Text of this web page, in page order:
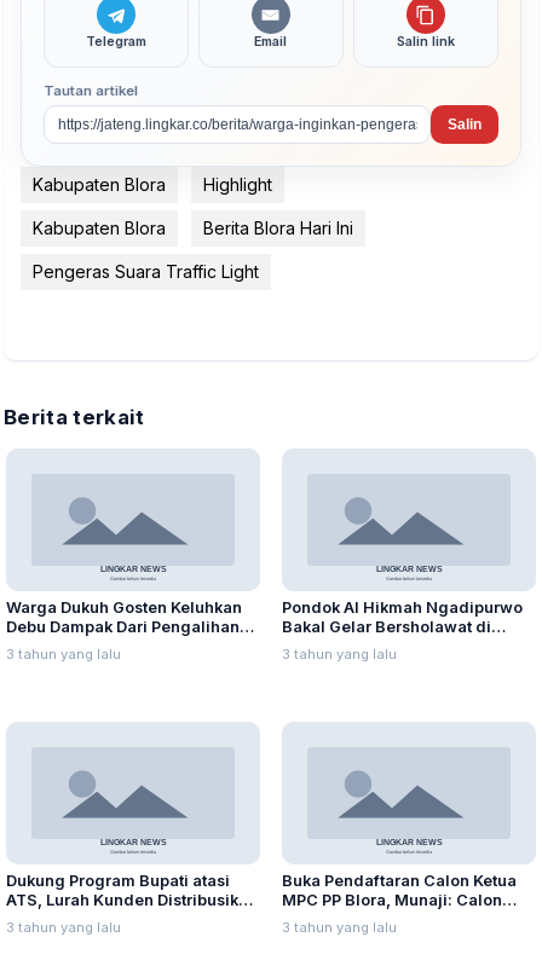
Telegram Email Salin link
Tautan artikel
Salin
Kabupaten Blora Highlight
Kabupaten Blora Berita Blora Hari Ini
Pengeras Suara Traffic Light
Berita terkait
Warga Dukuh Gosten Keluhkan
Debu Dampak Dari Pengalihan
Jalur Alternatif Pembangunan
Jembatan Badong
3 tahun yang lalu
Pondok Al Hikmah Ngadipurwo
Bakal Gelar Bersholawat di
Malam 17 Agustus
3 tahun yang lalu
Dukung Program Bupati atasi
ATS, Lurah Kunden Distribusikan
Bantuan untuk Warganya
3 tahun yang lalu
Buka Pendaftaran Calon Ketua
MPC PP Blora, Munaji: Calon
Harus Bersaing Secara Sehat
3 tahun yang lalu